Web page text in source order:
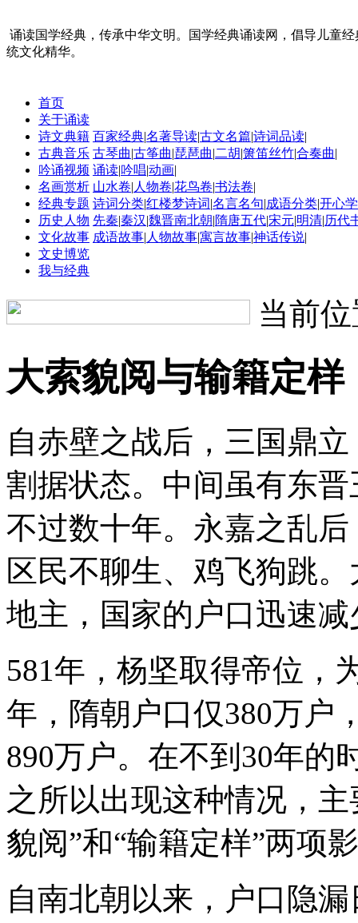
诵读国学经典，传承中华文明。国学经典诵读网，倡导儿童
统文化精华。
首页
关于诵读
诗文典籍 百家经典|名著导读|古文名篇|诗词品读|
古典音乐 古琴曲|古筝曲|琵琶曲|二胡|箫笛丝竹|合奏曲|
吟诵视频 诵读|吟唱|动画|
名画赏析 山水卷| 人物卷|花鸟卷|书法卷|
经典专题 诗词分类|红楼梦诗词|名言名句|成语分类|开心
历史人物 先秦|秦汉|魏晋南北朝|隋唐五代|宋元|明清|历代
文化故事 成语故事| 人物故事|寓言故事|神话传说|
文史博览
我与经典
当前
大索貌阅与输籍定样
自赤壁之战后，三国鼎
割据状态。中间虽有东
不过数十年。永嘉之乱
区民不聊生、鸡飞狗跳
地主，国家的户口迅速减
581年，杨坚取得帝位，
年，隋朝户口仅380万户
890万户。在不到30年的
之所以出现这种情况，
貌阅”和“输籍定样”两项
自南北朝以来，户口隐